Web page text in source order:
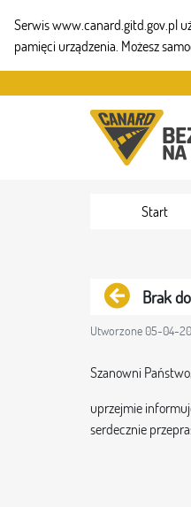
Serwis www.canard.gitd.gov.pl
pamięci urządzenia. Możesz
Start
Powrót
Brak
Utworzone 05-04-
Szanowni Państwo,
uprzejmie
serdecznie